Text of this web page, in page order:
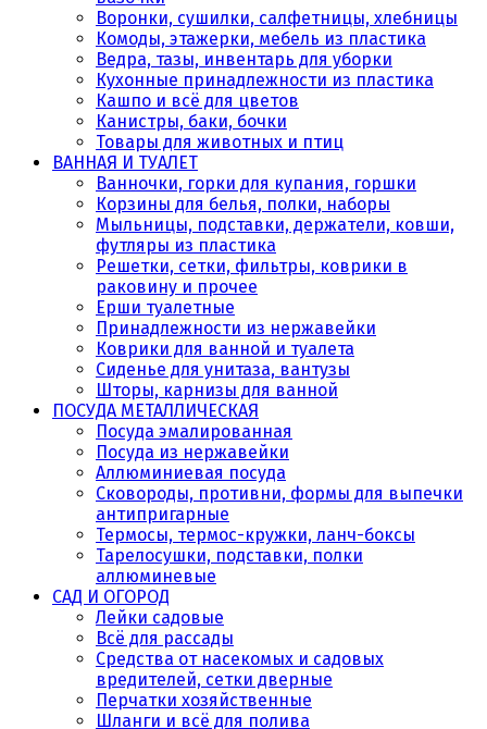
Воронки, сушилки, салфетницы, хлебницы
Комоды, этажерки, мебель из пластика
Ведра, тазы, инвентарь для уборки
Кухонные принадлежности из пластика
Кашпо и всё для цветов
Канистры, баки, бочки
Товары для животных и птиц
ВАННАЯ И ТУАЛЕТ
Ванночки, горки для купания, горшки
Корзины для белья, полки, наборы
Мыльницы, подставки, держатели, ковши,
футляры из пластика
Решетки, сетки, фильтры, коврики в
раковину и прочее
Ерши туалетные
Принадлежности из нержавейки
Коврики для ванной и туалета
Сиденье для унитаза, вантузы
Шторы, карнизы для ванной
ПОСУДА МЕТАЛЛИЧЕСКАЯ
Посуда эмалированная
Посуда из нержавейки
Аллюминиевая посуда
Сковороды, противни, формы для выпечки
антипригарные
Термосы, термос-кружки, ланч-боксы
Тарелосушки, подставки, полки
аллюминевые
САД И ОГОРОД
Лейки садовые
Всё для рассады
Средства от насекомых и садовых
вредителей, сетки дверные
Перчатки хозяйственные
Шланги и всё для полива